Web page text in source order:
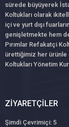
sürede büyüyerek
Koltukları olarak
içi ve yurt dışı
genişletmekte hem
Pırımlar Refakatçi
ürettiğimiz her ürünle
Koltukları Yönetim
ZIYARETÇILER
Şimdi Çevrimiçi: 5